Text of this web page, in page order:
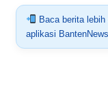
Baca berita
aplikasi